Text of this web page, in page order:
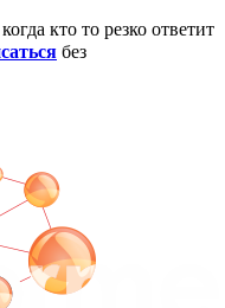
кто то резко ответит
без